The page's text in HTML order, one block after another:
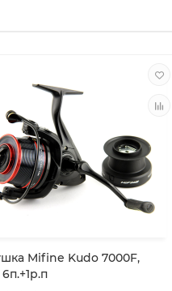
Mifine Kudo 7000F,
6п.+1р.п